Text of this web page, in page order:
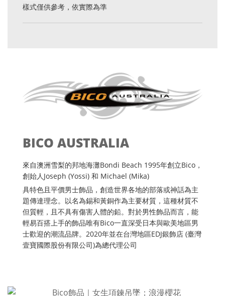
樣式僅供參考，依實際為準
BICO AUSTRALIA
來自澳洲雪梨的邦地海灘Bondi Beach 1995年創立Bico，
創始人Joseph (Yossi) 和 Michael (Mika)
具特色且平價男士飾品，創造世界各地的部落或神話為主
題傳達理念。以名為錫和黃銅作為主要材質，這種材質不
但質輕，且不具有傷害人體的鉛。對於男性飾品而言，能
輕易百搭上手的飾品唯有Bico一直深受日本與歐美地區男
士歡迎的潮流品牌。2020年並在台灣地區EDJ銀飾店 (臺灣
壹寶國際股份有限公司)為總代理公司